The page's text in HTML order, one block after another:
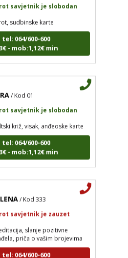
sudbinske karte
064/600-600
- mob:1,12€ min
savjetnik je slobodan
križ, visak, anđeoske karte
064/600-600
- mob:1,12€ min
savjetnik je zauzet
slanje pozitivne
priča o vašim brojevima
064/600-600
- mob:1,12€ min